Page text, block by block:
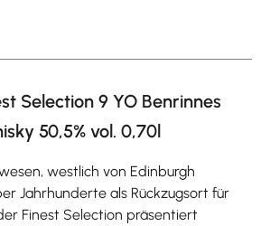
Selection 9 YO Benrinnes
50,5% vol. 0,70l
westlich von Edinburgh
Jahrhunderte als Rückzugsort für
Finest Selection präsentiert